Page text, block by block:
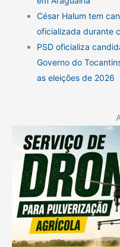
César Halum tem
oficializada durante
PSD oficializa
Governo do
as eleições de 2026